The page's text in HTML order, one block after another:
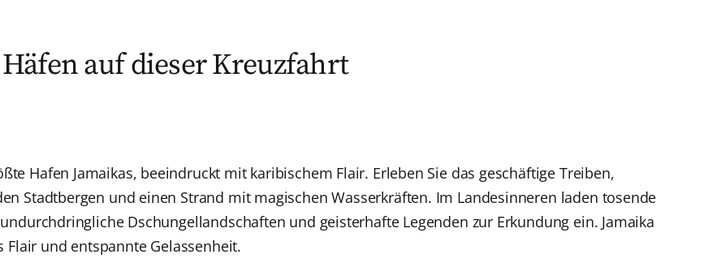
Häfen auf dieser Kreuzfahrt
Hafen Jamaikas, beeindruckt mit karibischem Flair. Erleben Sie das geschäftige Treiben,
Stadtbergen und einen Strand mit magischen Wasserkräften. Im Landesinneren laden tosende
Dschungellandschaften und geisterhafte Legenden zur Erkundung ein. Jamaika
und entspannte Gelassenheit.